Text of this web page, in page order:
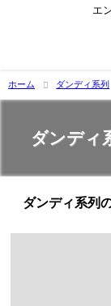
エ
ホーム ダンディ系列
ダンディ
ダンディ系列